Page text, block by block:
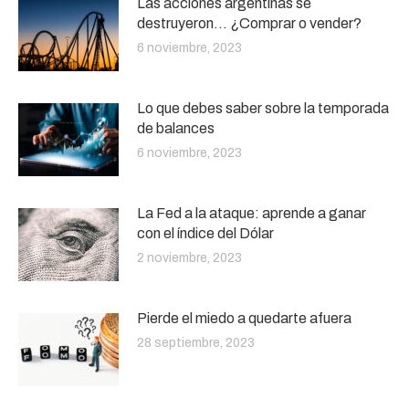
destruyeron… ¿Comprar o vender?
6 noviembre, 2023
Lo que debes saber sobre la temporada
de balances
6 noviembre, 2023
La Fed a la ataque: aprende a ganar
con el índice del Dólar
2 noviembre, 2023
Pierde el miedo a quedarte afuera
28 septiembre, 2023